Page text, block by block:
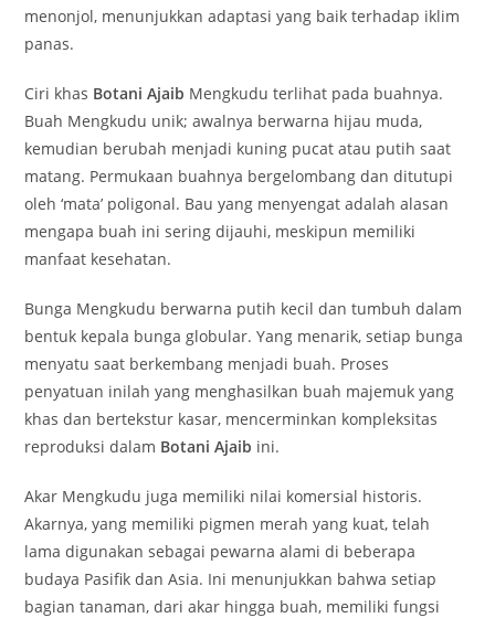
menonjol, menunjukkan adaptasi yang baik terhadap iklim
panas.
Ciri khas Botani Ajaib Mengkudu terlihat pada buahnya.
Buah Mengkudu unik; awalnya berwarna hijau muda,
kemudian berubah menjadi kuning pucat atau putih saat
matang. Permukaan buahnya bergelombang dan ditutupi
oleh ‘mata’ poligonal. Bau yang menyengat adalah alasan
mengapa buah ini sering dijauhi, meskipun memiliki
manfaat kesehatan.
Bunga Mengkudu berwarna putih kecil dan tumbuh dalam
bentuk kepala bunga globular. Yang menarik, setiap bunga
menyatu saat berkembang menjadi buah. Proses
penyatuan inilah yang menghasilkan buah majemuk yang
khas dan bertekstur kasar, mencerminkan kompleksitas
reproduksi dalam Botani Ajaib ini.
Akar Mengkudu juga memiliki nilai komersial historis.
Akarnya, yang memiliki pigmen merah yang kuat, telah
lama digunakan sebagai pewarna alami di beberapa
budaya Pasifik dan Asia. Ini menunjukkan bahwa setiap
bagian tanaman, dari akar hingga buah, memiliki fungsi